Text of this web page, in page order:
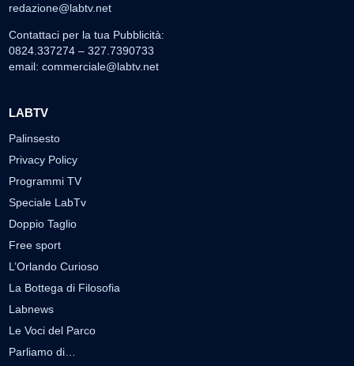
redazione@labtv.net
Contattaci per la tua Pubblicità:
0824.337274 – 327.7390733
email: commerciale@labtv.net
LABTV
Palinsesto
Privacy Policy
Programmi TV
Speciale LabTv
Doppio Taglio
Free sport
L’Orlando Curioso
La Bottega di Filosofia
Labnews
Le Voci del Parco
Parliamo di…